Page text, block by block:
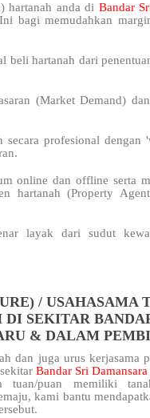
hartanah anda di Bandar
bagi memudahkan
beli hartanah dari
(Market Demand)
profesional dengan
online dan offline serta
hartanah (Property
layak dari sudut
/ USAHASAMA
SEKITAR
& DALAM
dan juga urus kerjasama
sekitarBandar Sri
tuan/puan memiliki
kami bantu